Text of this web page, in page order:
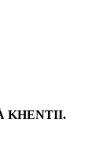
KHENTII.